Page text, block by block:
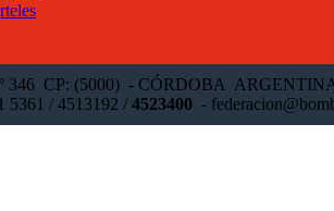
346 CP: (5000) - CÓRDOBA
5361 / 4513192 / 4523400 -